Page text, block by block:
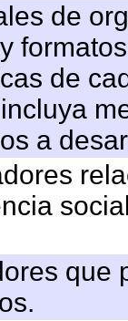
de
de
a
que